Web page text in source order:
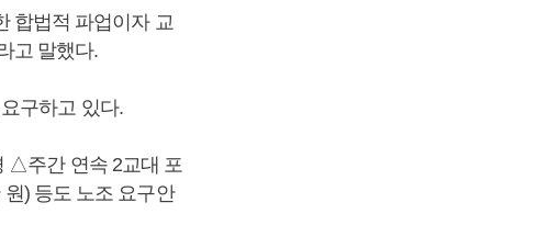
합법적 파업이자 교
고 말했다.
구하고 있다.
△주간 연속 2교대 포
) 등도 노조 요구안